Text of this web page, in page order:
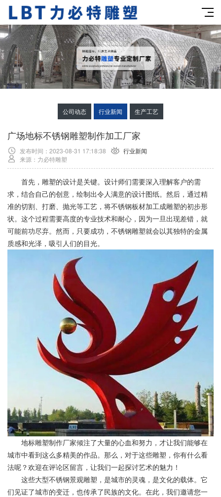
公司动态 行业新闻 生产工艺
广场地标不锈钢雕塑制作加工厂家
发布时间：2023-08-31 17:18:38
行业新闻
来源：力必特雕塑
首先，雕塑的设计是关键。设计师们需要深入理解客户的需
求，结合自己的创意，绘制出令人满意的设计图纸。然后，通过精
准的切割、打磨、抛光等工艺，将不锈钢板材加工成雕塑的初步形
状。这个过程需要高度的专业技术和耐心，因为一旦出现差错，就
可能前功尽弃。然而，只要成功，不锈钢雕塑就会以其独特的金属
质感和光泽，吸引人们的目光。
地标雕塑制作厂家倾注了大量的心血和努力，才让我们能够在
城市中看到这么多精美的作品。那么，对于这些雕塑，你有什么看
法呢？欢迎在评论区留言，让我们一起探讨艺术的魅力！
这些大型不锈钢景观雕塑，是城市的灵魂，是文化的载体。它
们见证了城市的变迁，也传承了民族的文化。在此，我们邀请您一